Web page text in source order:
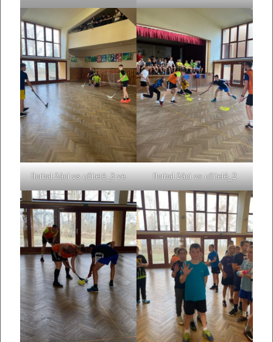
florbal žáci vs učitelé_3 ve florbal žáci vs učitelé_2